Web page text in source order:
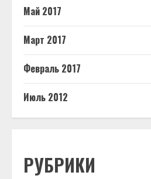
Май 2017
Март 2017
Февраль 2017
Июль 2012
РУБРИКИ